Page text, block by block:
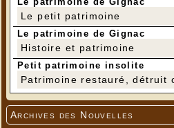
Le petit patrimoine
Le patrimoine de Gignac
Histoire et patrimoine
Petit patrimoine insolite
Patrimoine restauré, détruit
Archives des Nouvelles